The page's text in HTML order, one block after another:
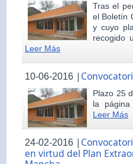
Tras el
el Boletín
y cuyo
recogido
Leer Más
10-06-2016 |
Plazo 25
la
Leer Más
24-02-2016 |
en virtud del Plan